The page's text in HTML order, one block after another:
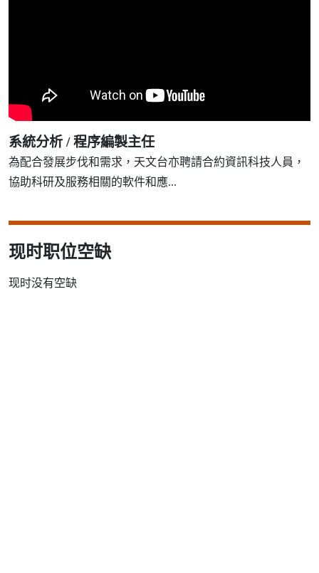
系統分析 / 程序編製主任
為配合發展步伐和需求，天文台亦聘請合約資訊科技人員，
協助科研及服務相關的軟件和應...
现时职位空缺
现时没有空缺